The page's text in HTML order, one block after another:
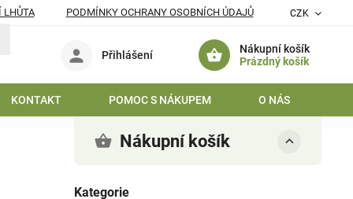
LHŮTA PODMÍNKY OCHRANY OSOBNÍCH ÚDAJŮ CZK
Nákupní košík
Prázdný košík
Přihlášení
KONTAKT POMOC S NÁKUPEM O NÁS
Nákupní košík
Kategorie